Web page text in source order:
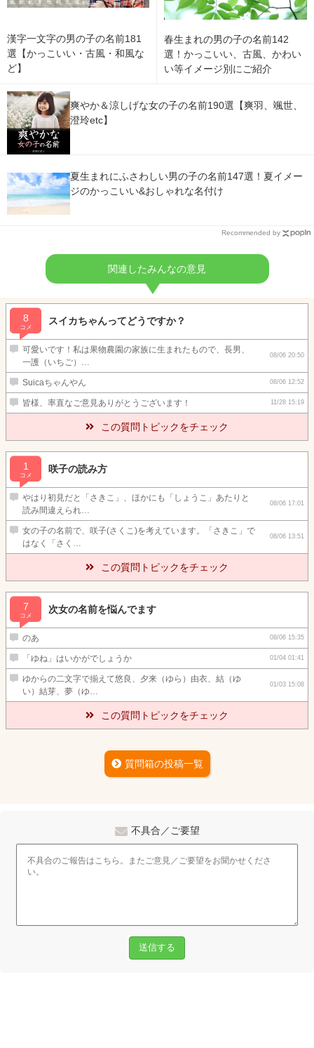
漢字一文字の男の子の名前181
選【かっこいい・古風・和風な
ど】
春生まれの男の子の名前142
選！かっこいい、古風、かわい
い等イメージ別にご紹介
爽やか＆涼しげな女の子の名前190選【爽羽、颯世、
澄玲etc】
夏生まれにふさわしい男の子の名前147選！夏イメー
ジのかっこいい&おしゃれな名付け
Recommended by
関連したみんなの意見
8
コメ
スイカちゃんってどうですか？
可愛いです！私は果物農園の家族に生まれたもので、長男、
一護（いちご）…
08/06 20:50
Suicaちゃんやん 08/06 12:52
皆様、率直なご意見ありがとうございます！ 11/28 15:19
この質問トピックをチェック
1
コメ
咲子の読み方
やはり初見だと「さきこ」、ほかにも「しょうこ」あたりと
読み間違えられ…
08/06 17:01
女の子の名前で、咲子(さくこ)を考えています。「さきこ」で
はなく「さく…
08/06 13:51
この質問トピックをチェック
7
コメ
次女の名前を悩んでます
のあ 08/06 15:35
「ゆね」はいかがでしょうか 01/04 01:41
ゆからの二文字で揃えて悠良、夕来（ゆら）由衣、結（ゆ
い）結芽、夢（ゆ…
01/03 15:08
この質問トピックをチェック
質問箱の投稿一覧
不具合／ご要望
送信する